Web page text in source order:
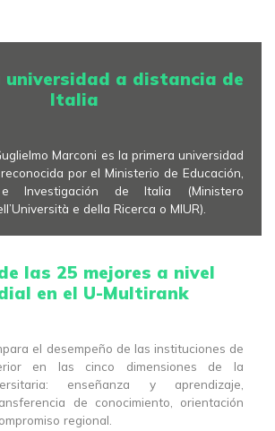
universidad a distancia de
Italia
Marconi es la primera universidad
por el Ministerio de Educación,
e Investigación de Italia (Ministero
e della Ricerca o MIUR).
las 25 mejores a nivel
en el U-Multirank
el desempeño de las instituciones de
en las cinco dimensiones de la
enseñanza y aprendizaje,
de conocimiento, orientación
regional.